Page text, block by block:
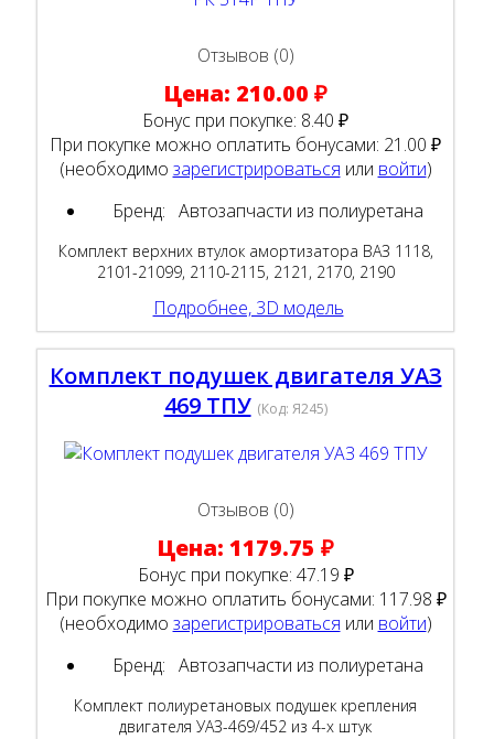
Отзывов (0)
Цена: 210.00 ₽
Бонус при покупке: 8.40 ₽
При покупке можно оплатить бонусами: 21.00 ₽
(необходимо зарегистрироваться или войти)
Бренд: Автозапчасти из полиуретана
Комплект верхних втулок амортизатора ВАЗ 1118,
2101-21099, 2110-2115, 2121, 2170, 2190
Подробнее, 3D модель
Комплект подушек двигателя УАЗ
469 ТПУ (Код: Я245)
Отзывов (0)
Цена:1179.75 ₽
Бонус при покупке: 47.19 ₽
При покупке можно оплатить бонусами: 117.98 ₽
(необходимо зарегистрироваться или войти)
Бренд: Автозапчасти из полиуретана
Комплект полиуретановых подушек крепления
двигателя УАЗ-469/452 из 4-х штук